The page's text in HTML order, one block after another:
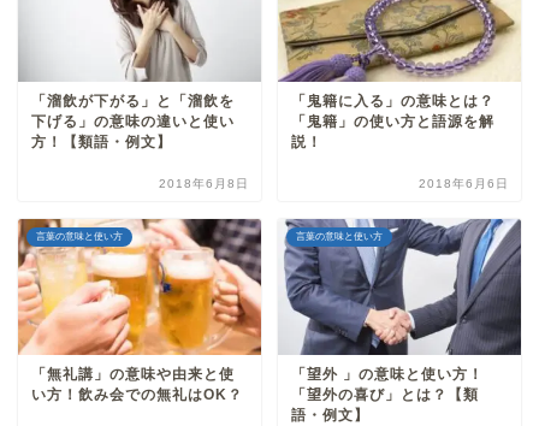
「溜飲が下がる」と「溜飲を
下げる」の意味の違いと使い
方！【類語・例文】
2018年6月8日
「鬼籍に入る」の意味とは？
「鬼籍」の使い方と語源を解
説！
2018年6月6日
言葉の意味と使い方
「無礼講」の意味や由来と使
い方！飲み会での無礼はOK？
言葉の意味と使い方
「望外 」の意味と使い方！
「望外の喜び」とは？【類
語・例文】